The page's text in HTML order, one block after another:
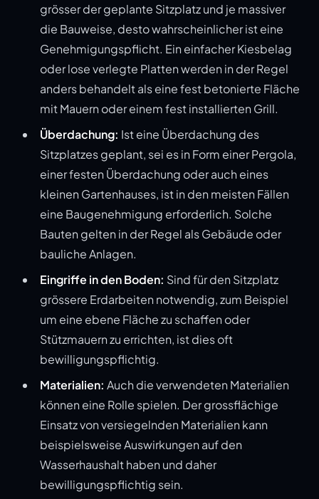
grösser der geplante Sitzplatz und je massiver
die Bauweise, desto wahrscheinlicher ist eine
Genehmigungspflicht. Ein einfacher Kiesbelag
oder lose verlegte Platten werden in der Regel
anders behandelt als eine fest betonierte Fläche
mit Mauern oder einem fest installierten Grill.
Überdachung: Ist eine Überdachung des
Sitzplatzes geplant, sei es in Form einer Pergola,
einer festen Überdachung oder auch eines
kleinen Gartenhauses, ist in den meisten Fällen
eine Baugenehmigung erforderlich. Solche
Bauten gelten in der Regel als Gebäude oder
bauliche Anlagen.
Eingriffe in den Boden: Sind für den Sitzplatz
grössere Erdarbeiten notwendig, zum Beispiel
um eine ebene Fläche zu schaffen oder
Stützmauern zu errichten, ist dies oft
bewilligungspflichtig.
Materialien: Auch die verwendeten Materialien
können eine Rolle spielen. Der grossflächige
Einsatz von versiegelnden Materialien kann
beispielsweise Auswirkungen auf den
Wasserhaushalt haben und daher
bewilligungspflichtig sein.